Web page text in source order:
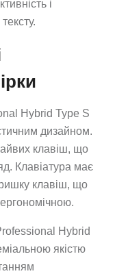
і
Hybrid Type S
дизайном.
клавіш, що
Клавіатура має
клавіш, що
Hybrid
якістю